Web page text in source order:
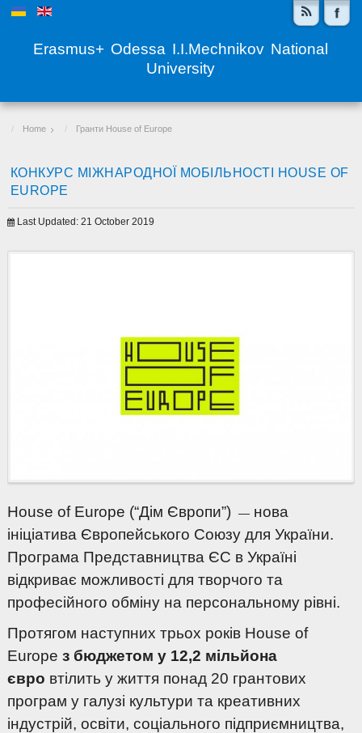
Erasmus+ Odessa I.I.Mechnikov National
University
Home Гранти House of Europe
КОНКУРС МІЖНАРОДНОЇ МОБІЛЬНОСТІ HOUSE OF
EUROPE
Last Updated: 21 October 2019
House of Europe (“Дім Європи”) —нова
ініціатива Європейського Союзу для України.
Програма Представництва ЄС в Україні
відкриває можливості для творчого та
професійного обміну на персональному рівні.
Протягом наступних трьох років House of
Europe з бюджетом у 12,2 мільйона
євро втілить у життя понад 20 грантових
програм у галузі культури та креативних
індустрій, освіти, соціального підприємництва,